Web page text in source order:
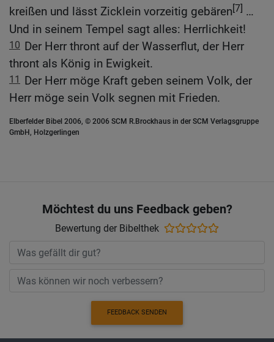
kreißen und lässt Zicklein vorzeitig gebären[7] …
Und in seinem Tempel sagt alles: Herrlichkeit!
10 Der Herr thront auf der Wasserflut, der Herr
thront als König in Ewigkeit.
11 Der Herr möge Kraft geben seinem Volk, der
Herr möge sein Volk segnen mit Frieden.
Elberfelder Bibel 2006, © 2006 SCM R.Brockhaus in der SCM Verlagsgruppe
GmbH, Holzgerlingen
Möchtest du uns Feedback geben?
Bewertung der Bibelthek
FEEDBACK SENDEN